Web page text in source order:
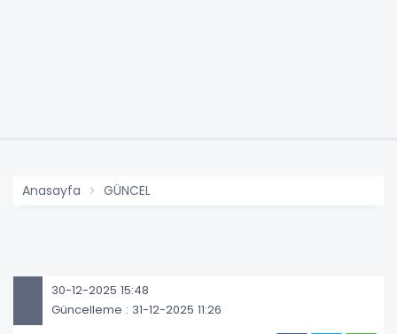
Anasayfa GÜNCEL
30-12-2025 15:48
Güncelleme : 31-12-2025 11:26